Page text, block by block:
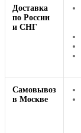
Доставка
по России
и СНГ
Самовывоз
в Москве